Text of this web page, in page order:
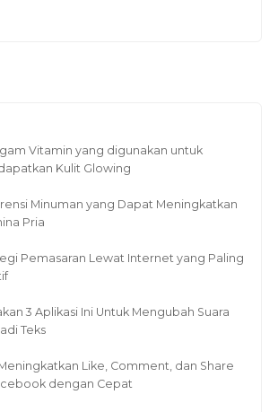
Vitamin yang digunakan untuk
Kulit Glowing
Minuman yang Dapat Meningkatkan
Pria
Pemasaran Lewat Internet yang Paling
3 Aplikasi Ini Untuk Mengubah Suara
Teks
Like, Comment, dan Share
dengan Cepat